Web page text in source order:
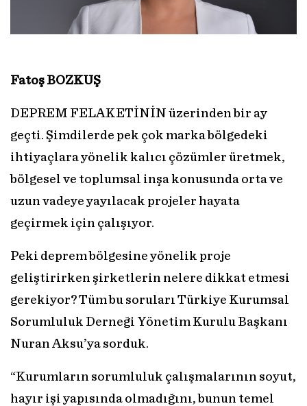
Fatoş BOZKUŞ
DEPREM FELAKETİNİN üzerinden bir ay
geçti. Şimdilerde pek çok marka bölgedeki
ihtiyaçlara yönelik kalıcı çözümler üretmek,
bölgesel ve toplumsal inşa konusunda orta ve
uzun vadeye yayılacak projeler hayata
geçirmek için çalışıyor.
Peki deprem bölgesine yönelik proje
geliştirirken şirketlerin nelere dikkat etmesi
gerekiyor? Tüm bu soruları Türkiye Kurumsal
Sorumluluk Derneği Yönetim Kurulu Başkanı
Nuran Aksu’ya sorduk.
“Kurumların sorumluluk çalışmalarının soyut,
hayır işi yapısında olmadığını, bunun temel